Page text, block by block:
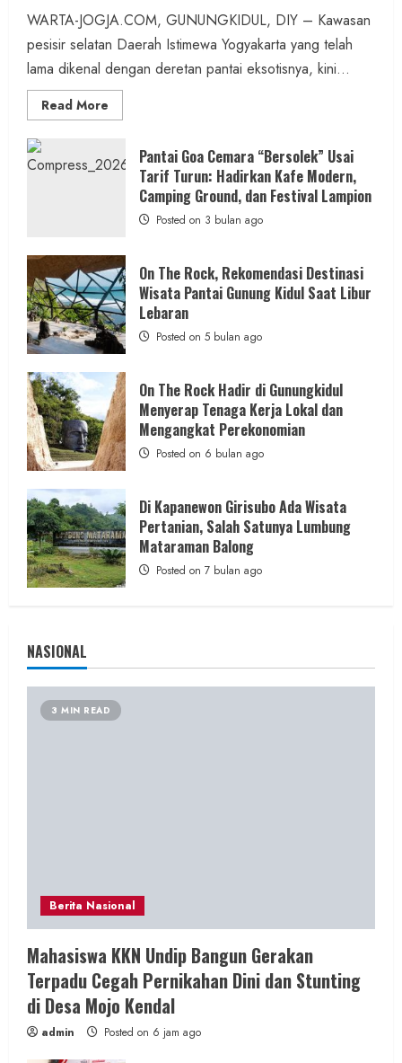
admin Posted on 8 jam ago
Panggang Night Carnival 2026: Simfoni
Alam dan Budaya dalam Semangat
Kebersamaan Masyarakat
admin Posted on 24 jam ago
2 MIN READ
Berita Peristiwa Kriminal
Gagalkan Pembobolan SD Negeri Bedog,
Kewaspadaan Warga Langsung Tangkap
Dua Pelaku Pencurian
admin Posted on 1 hari ago
WARTA-JOGJA.COM, GUNUNGKIDUL, DIY – Kawasan
pesisir selatan Daerah Istimewa Yogyakarta yang telah
lama dikenal dengan deretan pantai eksotisnya, kini...
Read More
more
ROCK
Gunungkidul
Hadirkan
Konsep
Baru,
Padukan
Alam
dan
Wisata
Kekinian
Pantai Goa Cemara “Bersolek” Usai
Tarif Turun: Hadirkan Kafe Modern,
Camping Ground, dan Festival Lampion
Posted on 3 bulan ago
On The Rock, Rekomendasi Destinasi
Wisata Pantai Gunung Kidul Saat Libur
Lebaran
Posted on 5 bulan ago
On The Rock Hadir di Gunungkidul
Menyerap Tenaga Kerja Lokal dan
Mengangkat Perekonomian
Posted on 6 bulan ago
Di Kapanewon Girisubo Ada Wisata
Pertanian, Salah Satunya Lumbung
Mataraman Balong
Posted on 7 bulan ago
NASIONAL
3 MIN READ
Berita Nasional
Mahasiswa KKN Undip Bangun Gerakan
Terpadu Cegah Pernikahan Dini dan Stunting
di Desa Mojo Kendal
admin Posted on 6 jam ago